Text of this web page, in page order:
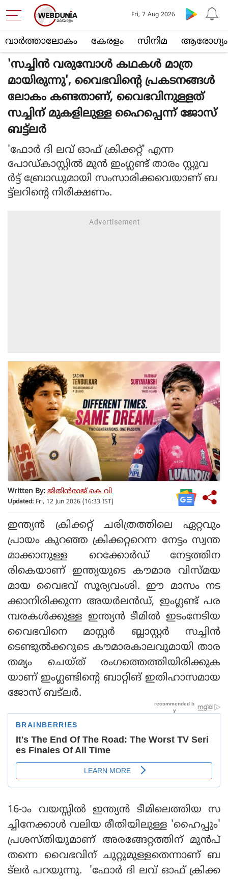
വാര്‍ത്താലോകം കേരളം സിനിമ ആരോഗ്യം
Fri, 7 Aug 2026
'സച്ചിന്‍ വരുമ്പോള്‍ കഥകള്‍ മാത്ര
മായിരുന്നു', വൈഭവിന്റെ പ്രകടനങ്ങള്‍
ലോകം കണ്ടതാണ്, വൈഭവിനുള്ളത്
സച്ചിന് മുകളിലുള്ള ഹൈപ്പെന്ന് ജോസ്
ബട്ട്ലര്‍
'ഫോര്‍ ദി ലവ് ഓഫ് ക്രിക്കറ്റ്' എന്ന
പോഡ്കാസ്റ്റില്‍ മുന്‍ ഇംഗ്ലണ്ട് താരം സ്റ്റുവ
ര്‍ട്ട് ബ്രോഡുമായി സംസാരിക്കവെയാണ് ബ
ട്ട്ലറിന്റെ നിരീക്ഷണം.
Written By: ജിതിൻരാജ് കെ വി
Updated: Fri, 12 Jun 2026 (16:33 IST)
ഇന്ത്യന്‍ ക്രിക്കറ്റ് ചരിത്രത്തിലെ ഏറ്റവും
പ്രായം കുറഞ്ഞ ക്രിക്കറ്ററെന്ന നേട്ടം സ്വന്ത
മാക്കാനുള്ള റെക്കോര്‍ഡ് നേട്ടത്തിന
രികെയാണ് ഇന്ത്യയുടെ കൗമാര വിസ്മയ
മായ വൈഭവ് സൂര്യവംശി. ഈ മാസം നട
ക്കാനിരിക്കുന്ന അയര്‍ലന്‍ഡ്, ഇംഗ്ലണ്ട് പര
മ്പരകള്‍ക്കുള്ള ഇന്ത്യന്‍ ടീമില്‍ ഇടംനേടിയ
വൈഭവിനെ മാസ്റ്റര്‍ ബ്ലാസ്റ്റര്‍ സച്ചിന്‍
ടെണ്ടുല്‍ക്കറുടെ കൗമാരകാലവുമായി താര
തമ്യം ചെയ്ത് രംഗത്തെത്തിയിരിക്കുക
യാണ് ഇംഗ്ലണ്ടിന്റെ ബാറ്റിങ് ഇതിഹാസമായ
ജോസ് ബട്ലര്‍.
16-ാം വയസ്സില്‍ ഇന്ത്യന്‍ ടീമിലെത്തിയ സ
ച്ചിനേക്കാള്‍ വലിയ രീതിയിലുള്ള 'ഹൈപ്പും'
പ്രശസ്തിയുമാണ് അരങ്ങേറ്റത്തിന് മുന്‍പ്
തന്നെ വൈഭവിന് ചുറ്റുമുള്ളതെന്നാണ് ബ
ട്ലര്‍ പറയുന്നു. 'ഫോര്‍ ദി ലവ് ഓഫ് ക്രിക്ക